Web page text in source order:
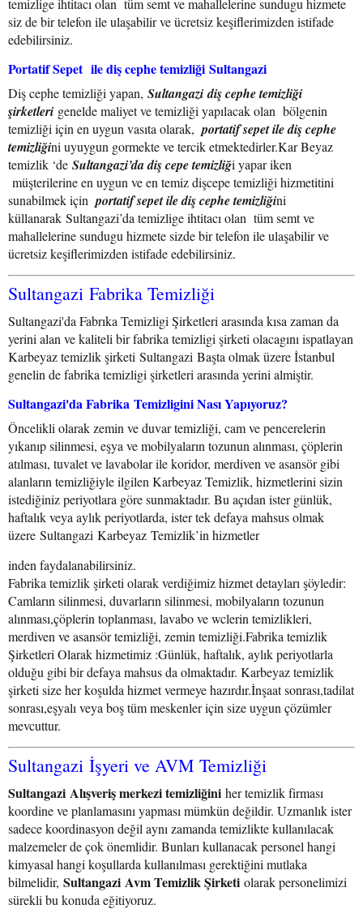
temizlige ihtitacı olan tüm semt ve mahallelerine sundugu hizmete
siz de bir telefon ile ulaşabilir ve ücretsiz keşiflerimizden istifade
edebilirsiniz.
Portatif Sepet ile diş cephe temizliği Sultangazi
Diş cephe temizliği yapan, Sultangazi diş cephe temizliği
şirketleri genelde maliyet ve temizliği yapılacak olan bölgenin
temizliği için en uygun vasıta olarak, portatif sepet ile diş cephe
temizliğini uyuygun gormekte ve tercik etmektedirler.Kar Beyaz
temizlik ‘de Sultangazi’da diş cepe temizliği yapar iken
müşterilerine en uygun ve en temiz dişcepe temizliği hizmetitini
sunabilmek için portatif sepet ile diş cephe temizliğini
küllanarak Sultangazi’da temizlige ihtitacı olan tüm semt ve
mahallelerine sundugu hizmete sizde bir telefon ile ulaşabilir ve
ücretsiz keşiflerimizden istifade edebilirsiniz.
Sultangazi Fabrika Temizliği
Sultangazi'da Fabrıka Temizligi Şirketleri arasında kısa zaman da
yerini alan ve kaliteli bir fabrika temizligi şirketi olacagını ispatlayan
Karbeyaz temizlik şirketi Sultangazi Başta olmak üzere İstanbul
genelin de fabrika temizligi şirketleri arasında yerini almiştir.
Sultangazi'da Fabrika Temizligini Nası Yapıyoruz?
Öncelikli olarak zemin ve duvar temizliği, cam ve pencerelerin
yıkanıp silinmesi, eşya ve mobilyaların tozunun alınması, çöplerin
atılması, tuvalet ve lavabolar ile koridor, merdiven ve asansör gibi
alanların temizliğiyle ilgilen Karbeyaz Temizlik, hizmetlerini sizin
istediğiniz periyotlara göre sunmaktadır. Bu açıdan ister günlük,
haftalık veya aylık periyotlarda, ister tek defaya mahsus olmak
üzere Sultangazi Karbeyaz Temizlik’in hizmetler
inden faydalanabilirsiniz.
Fabrika temizlik şirketi olarak verdiğimiz hizmet detayları şöyledir:
Camların silinmesi, duvarların silinmesi, mobilyaların tozunun
alınması,çöplerin toplanması, lavabo ve wclerin temizlikleri,
merdiven ve asansör temizliği, zemin temizliği.Fabrika temizlik
Şirketleri Olarak hizmetimiz :Günlük, haftalık, aylık periyotlarla
olduğu gibi bir defaya mahsus da olmaktadır. Karbeyaz temizlik
şirketi size her koşulda hizmet vermeye hazırdır.İnşaat sonrası,tadilat
sonrası,eşyalı veya boş tüm meskenler için size uygun çözümler
mevcuttur.
Sultangazi İşyeri ve AVM Temizliği
Sultangazi Alışveriş merkezi temizliğini her temizlik firması
koordine ve planlamasını yapması mümkün değildir. Uzmanlık ister
sadece koordinasyon değil aynı zamanda temizlikte kullanılacak
malzemeler de çok önemlidir. Bunları kullanacak personel hangi
kimyasal hangi koşullarda kullanılması gerektiğini mutlaka
bilmelidir, Sultangazi Avm Temizlik Şirketi olarak personelimizi
sürekli bu konuda eğitiyoruz.